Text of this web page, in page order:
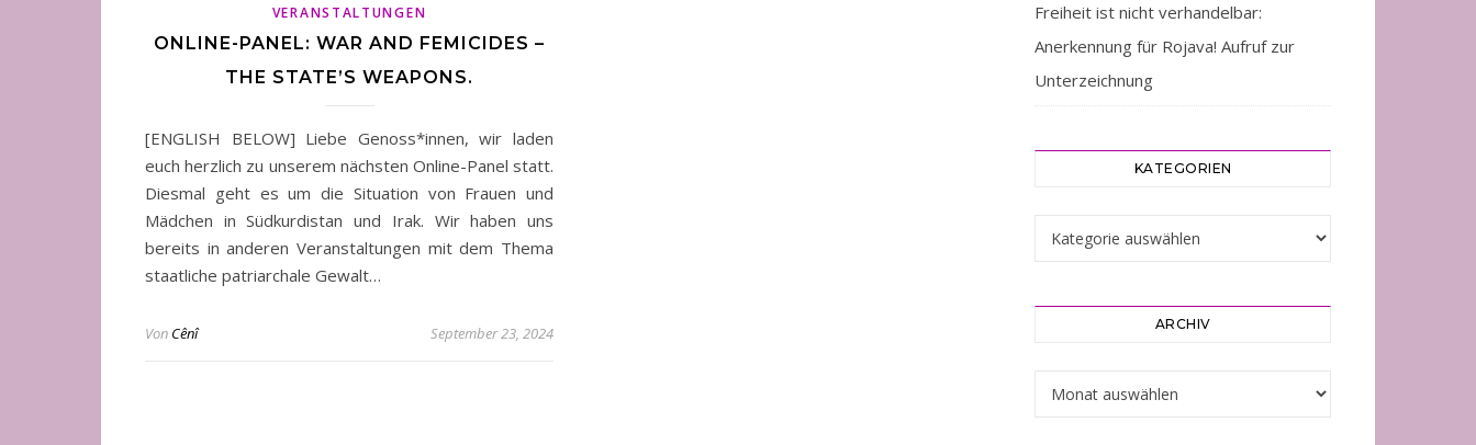
VERANSTALTUNGEN
ONLINE-PANEL: WAR AND FEMICIDES –
THE STATE’S WEAPONS.
[ENGLISH BELOW] Liebe Genoss*innen, wir laden
euch herzlich zu unserem nächsten Online-Panel statt.
Diesmal geht es um die Situation von Frauen und
Mädchen in Südkurdistan und Irak. Wir haben uns
bereits in anderen Veranstaltungen mit dem Thema
staatliche patriarchale Gewalt…
Von Cênî September 23, 2024
Freiheit ist nicht verhandelbar:
Anerkennung für Rojava! Aufruf zur
Unterzeichnung
KATEGORIEN
ARCHIV